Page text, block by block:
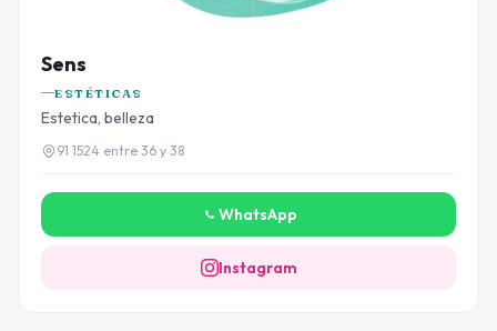
Sens
ESTÉTICAS
Estetica, belleza
91 1524 entre 36 y 38
WhatsApp
Instagram